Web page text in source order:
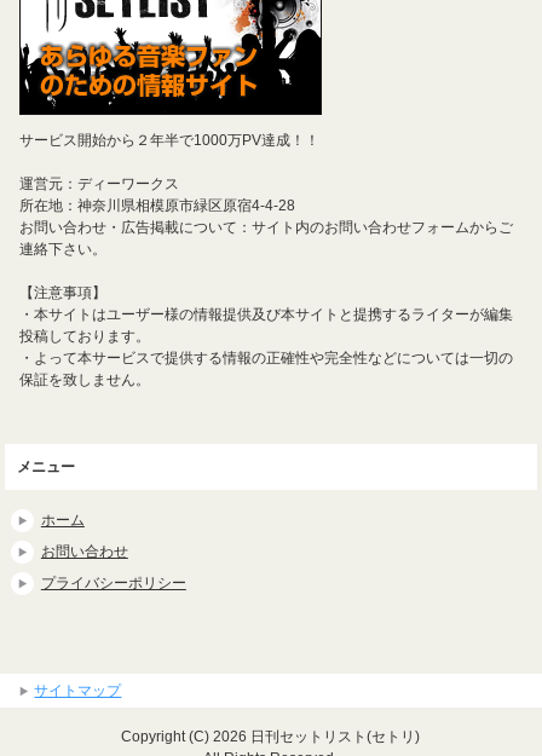
サービス開始から２年半で1000万PV達成！！
運営元：ディーワークス
所在地：神奈川県相模原市緑区原宿4-4-28
お問い合わせ・広告掲載について：サイト内のお問い合わせフォームからご
連絡下さい。
【注意事項】
・本サイトはユーザー様の情報提供及び本サイトと提携するライターが編集
投稿しております。
・よって本サービスで提供する情報の正確性や完全性などについては一切の
保証を致しません。
メニュー
ホーム
お問い合わせ
プライバシーポリシー
サイトマップ
Copyright (C) 2026 日刊セットリスト(セトリ)